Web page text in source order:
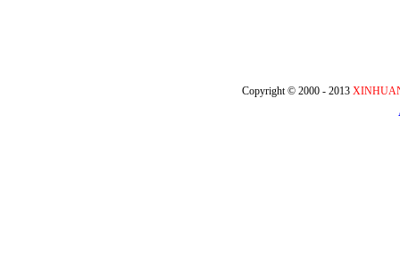
Copyright © 2000 - 2013